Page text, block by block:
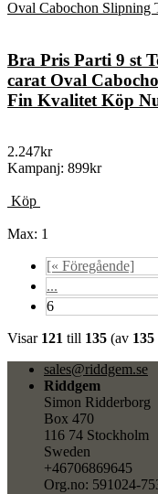
Bra Pris Parti 9 st
carat Oval
Fin Kvalitet Köp
2.247kr
Kampanj: 899kr
Köp
Max: 1
[« Föregående]
...
6
Visar 121 till 135 (av 135
sales@riddgem.se
Riddgem
Simon Ridderborg
Box 470
116 74 Stockholm
Sweden
+46706869645
Org.no: 591024-